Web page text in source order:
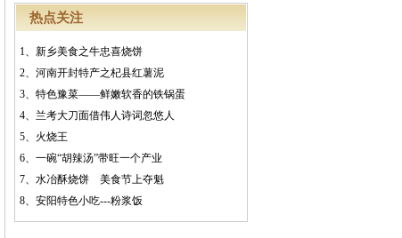
热点关注
1、 新乡美食之牛忠喜烧饼
2、 河南开封特产之杞县红薯泥
3、 特色豫菜——鲜嫩软香的铁锅蛋
4、 兰考大刀面借伟人诗词忽悠人
5、 火烧王
6、 一碗“胡辣汤”带旺一个产业
7、 水冶酥烧饼 美食节上夺魁
8、 安阳特色小吃---粉浆饭